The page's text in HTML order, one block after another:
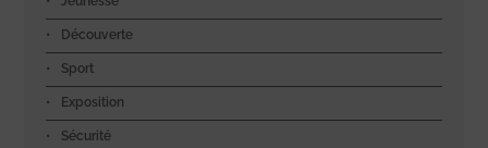
Découverte
Sport
Exposition
Sécurité